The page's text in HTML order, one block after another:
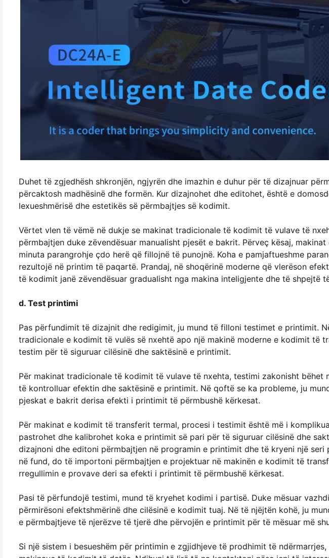
Duhet të zgjedhësh shkronjën, ngjyrën dhe imazhin e duhur për të dizajnuar
përcaktosh madhësinë dhe formën. Kur dizajnohet dhe editohet, është e
lexueshmërisë dhe estetikës së përmbajtjes së kodimit.
Vërtet vlen të vëmë në dukje se makinat tradicionale të kodimit të vulave të
përmbajtjen duke zëvendësuar manualisht pjesët e bakrit. Përveç kësaj,
minuta parangrohje çdo herë që fillojnë të punojnë. Koha e pamjaftueshme
rezultojë në printim të paqartë. Prandaj, në shoqërinë moderne që vlerëson
të kodimit janë zëvendësuar gradualisht nga makina inteligjente dhe të shpejtë
d. Test printimi
Pas përfundimit të dizajnit dhe redigimit, ju mund të filloni testimet e printimit.
tradicionale e kodimit të vulës së nxehtë apo një makinë moderne e kodimit të
testim për të siguruar cilësinë dhe saktësinë e printimit.
Për makinat tradicionale të kodimit të vulave të nxehta, testimi zakonisht bëhet
të kontrolluar efektin dhe saktësinë e printimit. Në qoftë se ka probleme, ju
pjeskat e bakrit derisa efekti i printimit të përmbushë kërkesat.
Për makinat e kodimit të transferit termal, procesi i testimit është më i
pastrohet dhe kalibrohet koka e printimit së pari për të siguruar cilësinë dhe
dizajnoni dhe editoni përmbajtjen në programin e printimit dhe të kryeni një seri
në fund, do të importoni përmbajtjen e projektuar në makinën e kodimit të
rregullimin e provave deri sa efekti i printimit të përmbushë kërkesat.
Pasi të përfundojë testimi, mund të kryehet kodimi i partisë. Duke mësuar
përmirësoni efektshmërinë dhe cilësinë e kodimit tuaj. Në të njëjtën kohë, ju
e përmbajtjeve të njerëzve të tjerë dhe përvojën e printimit për të mësuar më
Si një sistem i besueshëm për printimin e zgjidhjeve të prodhimit të